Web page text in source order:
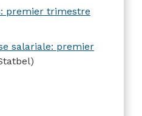
belge :
les services et
premier trimestre
salariale: premier